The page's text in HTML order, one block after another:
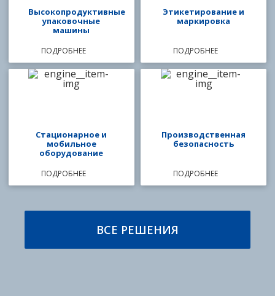
Высокопродуктивные
упаковочные
машины
ПОДРОБНЕЕ
Этикетирование и
маркировка
ПОДРОБНЕЕ
Стационарное и
мобильное
оборудование
ПОДРОБНЕЕ
Производственная
безопасность
ПОДРОБНЕЕ
ВСЕ РЕШЕНИЯ